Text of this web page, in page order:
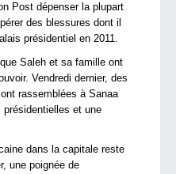
Post dépenser la plupart
des blessures dont il
présidentiel en 2011.
Saleh et sa famille ont
Vendredi dernier, des
rassemblées à Sanaa
présidentielles et une
dans la capitale reste
une poignée de